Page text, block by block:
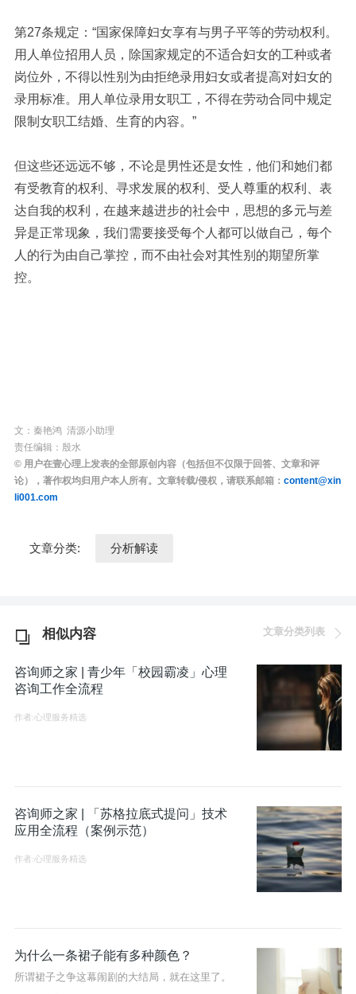
第27条规定：“国家保障妇女享有与男子平等的劳动权利。
用人单位招用人员，除国家规定的不适合妇女的工种或者
岗位外，不得以性别为由拒绝录用妇女或者提高对妇女的
录用标准。用人单位录用女职工，不得在劳动合同中规定
限制女职工结婚、生育的内容。”
但这些还远远不够，不论是男性还是女性，他们和她们都
有受教育的权利、寻求发展的权利、受人尊重的权利、表
达自我的权利，在越来越进步的社会中，思想的多元与差
异是正常现象，我们需要接受每个人都可以做自己，每个
人的行为由自己掌控，而不由社会对其性别的期望所掌
控。
文：秦艳鸿 清源小助理
责任编辑：殷水
© 用户在壹心理上发表的全部原创内容（包括但不仅限于回答、文章和评
论），著作权均归用户本人所有。文章转载/侵权，请联系邮箱： content@xin
li001.com
文章分类: 分析解读
相似内容 文章分类列表
咨询师之家 | 青少年「校园霸凌」心理
咨询工作全流程
作者:心理服务精选
咨询师之家 | 「苏格拉底式提问」技术
应用全流程（案例示范）
作者:心理服务精选
为什么一条裙子能有多种颜色？
所谓裙子之争这幕闹剧的大结局，就在这里了。